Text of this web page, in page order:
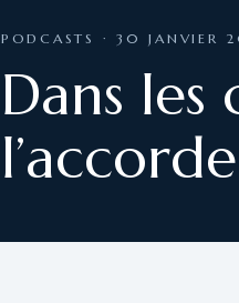
PODCASTS · 30 JANVIER
Dans les